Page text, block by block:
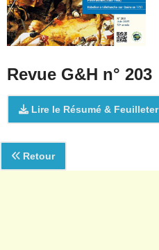
Revue G&H n° 203
Lire le Résumé & Feuilleter
Retour